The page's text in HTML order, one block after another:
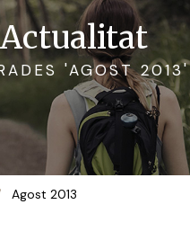
Actualitat
'AGOST 2013'
Agost 2013